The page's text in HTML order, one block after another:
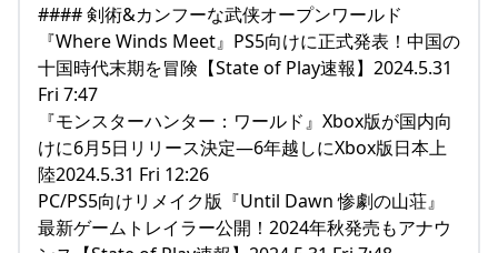
#### 剣術&カンフーな武侠オープンワールド
『Where Winds Meet』PS5向けに正式発表！中国の
十国時代末期を冒険【State of Play速報】2024.5.31
Fri 7:47
『モンスターハンター：ワールド』Xbox版が国内向
けに6月5日リリース決定―6年越しにXbox版日本上
陸2024.5.31 Fri 12:26
PC/PS5向けリメイク版『Until Dawn 惨劇の山荘』
最新ゲームトレイラー公開！2024年秋発売もアナウ